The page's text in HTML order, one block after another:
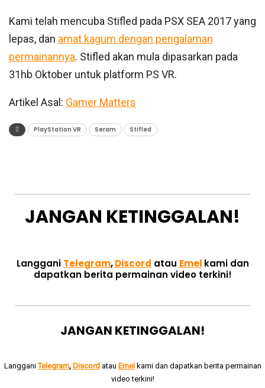
Kami telah mencuba Stifled pada PSX SEA 2017 yang
lepas, dan amat kagum dengan pengalaman
permainannya. Stifled akan mula dipasarkan pada
31hb Oktober untuk platform PS VR.
Artikel Asal: Gamer Matters
PlayStation VR Seram Stifled
JANGAN KETINGGALAN!
Langgani Telegram,Discord atau Emel kami dan
dapatkan berita permainan video terkini!
JANGAN KETINGGALAN!
LangganiTelegram, Discordatau Emel kami dan dapatkan berita permainan
video terkini!